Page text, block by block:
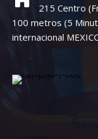
215 Centro
100 metros (5
internacional